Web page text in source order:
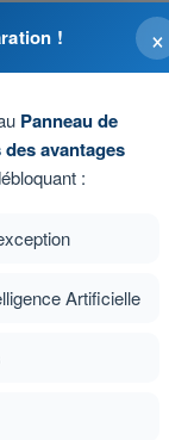
×
!
Panneau de
avantages
:
Artificielle